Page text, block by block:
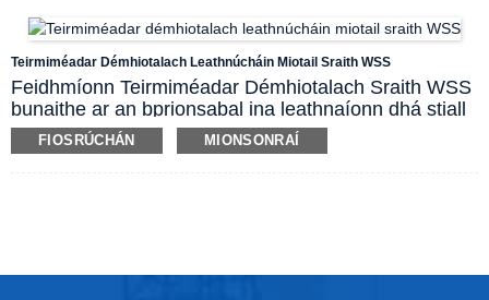
Teirmiméadar Démhiotalach Leathnúcháin Miotail Sraith WSS
Feidhmíonn Teirmiméadar Démhiotalach Sraith WSS
bunaithe ar an bprionsabal ina leathnaíonn dhá stiall
miotail éagsúla de réir athrú teochta meánach agus
ina rothlaíonn an pointeoir chun léamh a léiriú. Is
FIOSRÚCHÁN MIONSONRAÍ